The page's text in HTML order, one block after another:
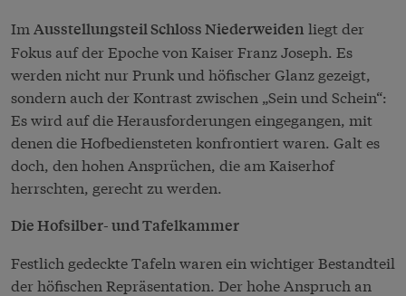
Im Ausstellungsteil Schloss Niederweiden liegt der
Fokus auf der Epoche von Kaiser Franz Joseph. Es
werden nicht nur Prunk und höfischer Glanz gezeigt,
sondern auch der Kontrast zwischen „Sein und Schein“:
Es wird auf die Herausforderungen eingegangen, mit
denen die Hofbediensteten konfrontiert waren. Galt es
doch, den hohen Ansprüchen, die am Kaiserhof
herrschten, gerecht zu werden.
Die Hofsilber- und Tafelkammer
Festlich gedeckte Tafeln waren ein wichtiger Bestandteil
der höfischen Repräsentation. Der hohe Anspruch an